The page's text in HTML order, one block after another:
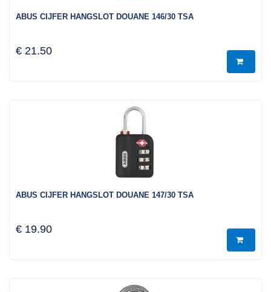
ABUS CIJFER HANGSLOT DOUANE 146/30 TSA
€ 21.50
ABUS CIJFER HANGSLOT DOUANE 147/30 TSA
€ 19.90